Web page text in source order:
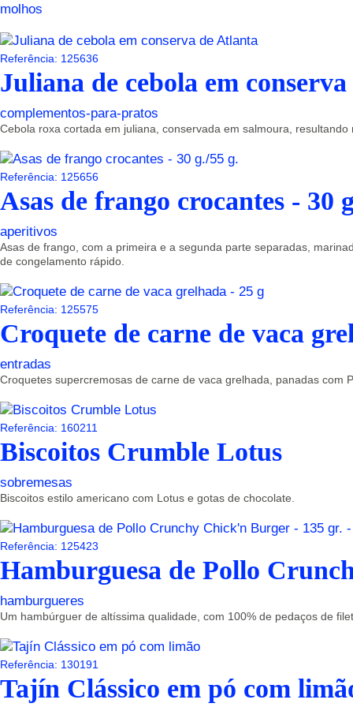
molhos
Referência: 125636
Juliana de cebola em
complementos-para-pratos
Cebola roxa cortada em juliana, conservada em salmoura,
Referência: 125656
Asas de frango crocantes - 30
aperitivos
Asas de frango, com a primeira e a segunda parte separadas,
de congelamento rápido.
Referência: 125575
Croquete de carne de vaca
entradas
Croquetes supercremosas de carne de vaca grelhada, panadas com
Referência: 160211
Biscoitos Crumble Lotus
sobremesas
Biscoitos estilo americano com Lotus e gotas de chocolate.
Referência: 125423
Hamburguesa de Pollo
hamburgueres
Um hambúrguer de altíssima qualidade, com 100% de pedaços de
Referência: 130191
Tajín Clássico em pó com